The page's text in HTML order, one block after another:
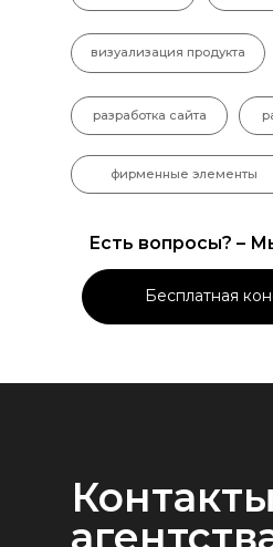
Есть вопросы? –
разработка сайта
визуализация продукта
фирменные элементы
Бесплатная
Контакты